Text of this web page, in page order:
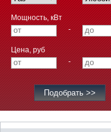
Мощность, кВт
-
Цена, руб
-